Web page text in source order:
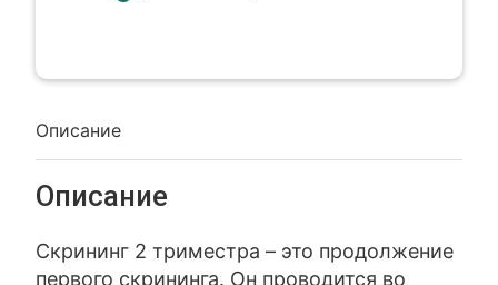
Описание
Описание
Скрининг 2 триместра – это продолжение
первого скрининга. Он проводится во